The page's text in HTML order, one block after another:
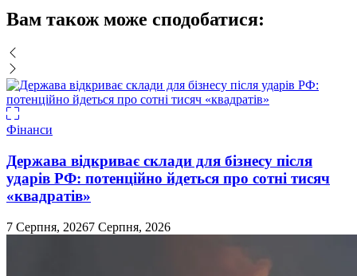
Вам також може сподобатися:
Фінанси
Держава відкриває склади для бізнесу після
ударів РФ: потенційно йдеться про сотні тисяч
«квадратів»
7 Серпня, 20267 Серпня, 2026